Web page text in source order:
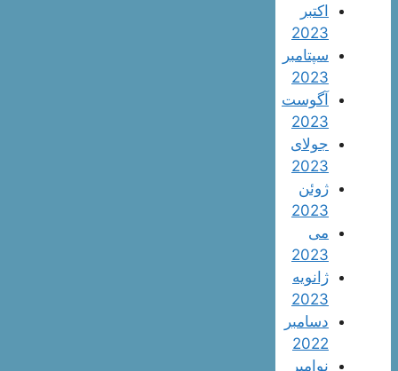
اکتبر
2023
سپتامبر
2023
آگوست
2023
جولای
2023
ژوئن
2023
می
2023
ژانویه
2023
دسامبر
2022
نوامبر